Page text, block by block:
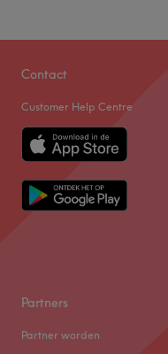
Contact
Customer Help Centre
Partners
Partner worden